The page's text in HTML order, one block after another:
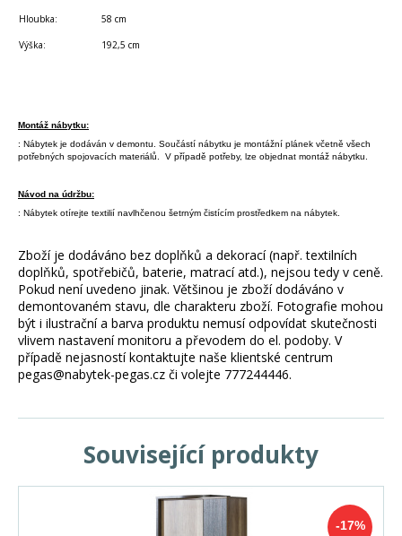
Hloubka: 58 cm
Výška: 192,5 cm
Montáž nábytku:
: Nábytek je dodáván v demontu. Součástí nábytku je montážní plánek včetně všech
potřebných spojovacích materiálů. V případě potřeby, lze objednat montáž nábytku.
Návod na údržbu:
: Nábytek otírejte textilií navlhčenou šetrným čistícím prostředkem na nábytek.
Zboží je dodáváno bez doplňků a dekorací (např. textilních
doplňků, spotřebičů, baterie, matrací atd.), nejsou tedy v ceně.
Pokud není uvedeno jinak. Většinou je zboží dodáváno v
demontovaném stavu, dle charakteru zboží. Fotografie mohou
být i ilustrační a barva produktu nemusí odpovídat skutečnosti
vlivem nastavení monitoru a převodem do el. podoby. V
případě nejasností kontaktujte naše klientské centrum
pegas@nabytek-pegas.cz či volejte 777244446.
Související produkty
-17%